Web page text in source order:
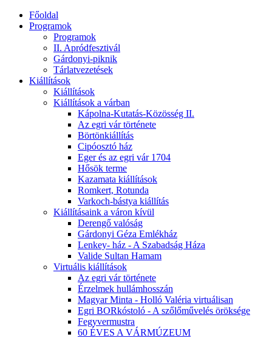
Főoldal
Programok
Programok
II. Apródfesztivál
Gárdonyi-piknik
Tárlatvezetések
Kiállítások
Kiállítások
Kiállítások a várban
Kápolna-Kutatás-Közösség II.
Az egri vár története
Börtönkiállítás
Cipóosztó ház
Eger és az egri vár 1704
Hősök terme
Kazamata kiállítások
Romkert, Rotunda
Varkoch-bástya kiállítás
Kiállításaink a váron kívül
Derengő valóság
Gárdonyi Géza Emlékház
Lenkey- ház - A Szabadság Háza
Valide Sultan Hamam
Virtuális kiállítások
Az egri vár története
Érzelmek hullámhosszán
Magyar Minta - Holló Valéria virtuálisan
Egri BORkóstoló - A szőlőművelés öröksége
Fegyvermustra
60 ÉVES A VÁRMÚZEUM